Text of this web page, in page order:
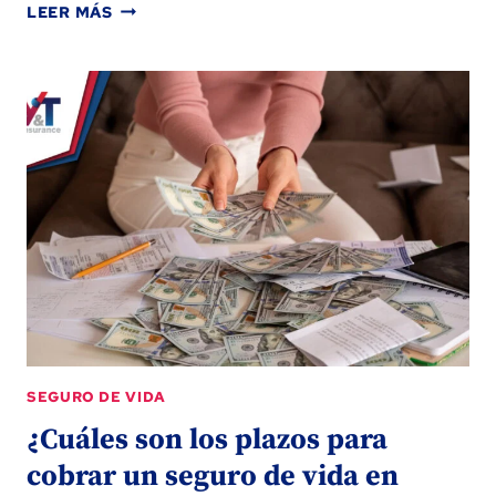
LEER MÁS¿A
QUÉ
EDAD
SE
PUEDE
CONTRATAR
UN
SEGURO
DE
VIDA?
SEGURO DE VIDA
¿Cuáles son los plazos para
cobrar un seguro de vida en